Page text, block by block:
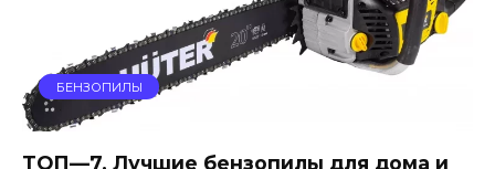
БЕНЗОПИЛЫ
ТОП—7. Лучшие бензопилы для дома и